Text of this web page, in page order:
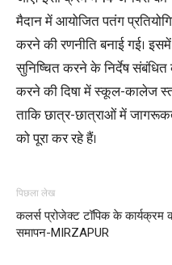
मैदान में आयोजित पतंग
करने की रणनीति बनाई गई। इसमें
सुनिष्चित करने के निर्देष
करने की दिषा में स्कूल-कालेज
ताकि छात्र-छात्राओं में
को पूरा कर रहे हैं।
पिछला लेख
कलर्स प्रोजेक्ट टॉपिक के कार्यक्रम
समापन-MIRZAPUR